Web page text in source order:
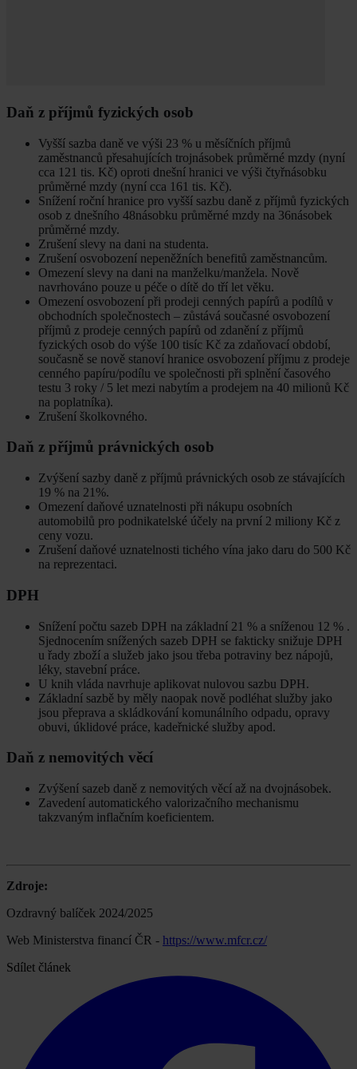
Daň z příjmů fyzických osob
Vyšší sazba daně ve výši 23 % u měsíčních příjmů
zaměstnanců přesahujících trojnásobek průměrné mzdy (nyní
cca 121 tis. Kč) oproti dnešní hranici ve výši čtyřnásobku
průměrné mzdy (nyní cca 161 tis. Kč).
Snížení roční hranice pro vyšší sazbu daně z příjmů fyzických
osob z dnešního 48násobku průměrné mzdy na 36násobek
průměrné mzdy.
Zrušení slevy na dani na studenta.
Zrušení osvobození nepeněžních benefitů zaměstnancům.
Omezení slevy na dani na manželku/manžela. Nově
navrhováno pouze u péče o dítě do tří let věku.
Omezení osvobození při prodeji cenných papírů a podílů v
obchodních společnostech – zůstává současné osvobození
příjmů z prodeje cenných papírů od zdanění z příjmů
fyzických osob do výše 100 tisíc Kč za zdaňovací období,
současně se nově stanoví hranice osvobození příjmu z prodeje
cenného papíru/podílu ve společnosti při splnění časového
testu 3 roky / 5 let mezi nabytím a prodejem na 40 milionů Kč
na poplatníka).
Zrušení školkovného.
Daň z příjmů právnických osob
Zvýšení sazby daně z příjmů právnických osob ze stávajících
19 % na 21%.
Omezení daňové uznatelnosti při nákupu osobních
automobilů pro podnikatelské účely na první 2 miliony Kč z
ceny vozu.
Zrušení daňové uznatelnosti tichého vína jako daru do 500 Kč
na reprezentaci.
DPH
Snížení počtu sazeb DPH na základní 21 % a sníženou 12 % .
Sjednocením snížených sazeb DPH se fakticky snižuje DPH
u řady zboží a služeb jako jsou třeba potraviny bez nápojů,
léky, stavební práce.
U knih vláda navrhuje aplikovat nulovou sazbu DPH.
Základní sazbě by měly naopak nově podléhat služby jako
jsou přeprava a skládkování komunálního odpadu, opravy
obuvi, úklidové práce, kadeřnické služby apod.
Daň z nemovitých věcí
Zvýšení sazeb daně z nemovitých věcí až na dvojnásobek.
Zavedení automatického valorizačního mechanismu
takzvaným inflačním koeficientem.
Zdroje:
Ozdravný balíček 2024/2025
Web Ministerstva financí ČR - https://www.mfcr.cz/
Sdílet článek